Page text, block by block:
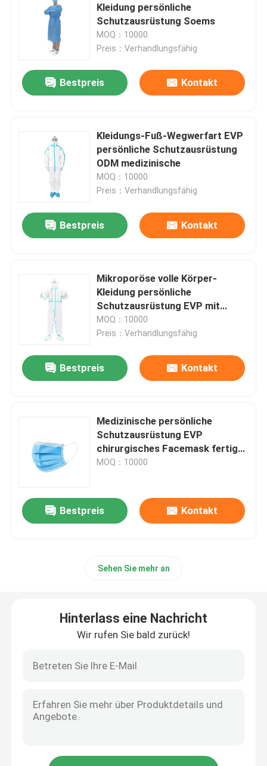
Produkte
VR Show
Kleidung persönliche
Schutzausrüstung Soems
MOQ：10000
Preis：Verhandlungsfähig
Bestpreis Kontakt
Kleidungs-Fuß-Wegwerfart EVP
persönliche Schutzausrüstung
ODM medizinische
MOQ：10000
Preis：Verhandlungsfähig
Bestpreis Kontakt
Mikroporöse volle Körper-
Kleidung persönliche
Schutzausrüstung EVP mit
Reißverschluss
MOQ：10000
Preis：Verhandlungsfähig
Bestpreis Kontakt
Medizinische persönliche
Schutzausrüstung EVP
chirurgisches Facemask fertigte
besonders an
MOQ：10000
Bestpreis Kontakt
Sehen Sie mehr an
Hinterlass eine Nachricht
Wir rufen Sie bald zurück!